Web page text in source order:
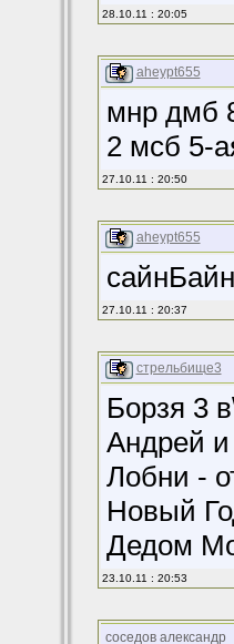
28.10.11 : 20:05
aheypt655
мнр дмб
2 мсб 5-
27.10.11 : 20:50
aheypt655
27.10.11 : 20:37
стрельбище3
Борзя 3
Андрей
Лобни -
Новый
Дедом
23.10.11 : 20:53
соседов александр